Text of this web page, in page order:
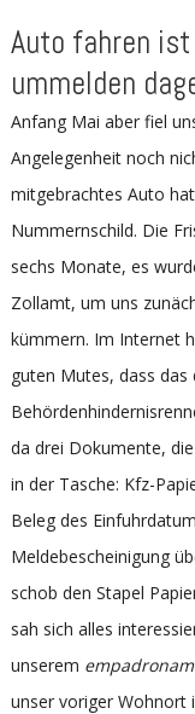
Auto fahren
ummelden
Anfang Mai aber fiel
Angelegenheit noch
mitgebrachtes Auto
Nummernschild. Die
sechs Monate, es
Zollamt, um uns
kümmern. Im Internet
guten Mutes, dass
da drei Dokumente,
in der Tasche: Kfz-
Beleg des
Meldebescheinigung
schob den Stapel
sah sich alles
unserem
unser voriger Wohnort